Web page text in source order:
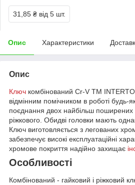
31,85 ₴ від 5 шт.
Опис Характеристики
Опис
Ключ комбінований Cr-V ТМ
відмінним помічником в роботі будь-
поєднання двох найбільш поширених
ріжкового. Обидві головки мають
Ключ виготовляється з легованих
забезпечує високі експлуатаційні
хромове покриття надійно захищає
Особливості
Комбінований - гайковий і ріжковий